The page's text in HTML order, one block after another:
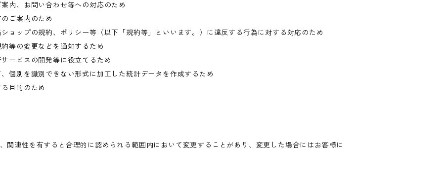
内、お問い合わせ等への対応のため
ご案内のため
ショップの規約、ポリシー等（以下「規約等」といいます。）に違反する行為に対する対応のため
等の変更などを通知するため
ービスの開発等に役立てるため
個別を識別できない形式に加工した統計データを作成するため
目的のため
関連性を有すると合理的に認められる範囲内において変更することがあり、変更した場合にはお客様に